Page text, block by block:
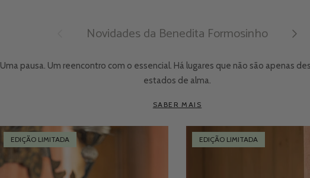
Novidades da Benedita Formosinho
Uma pausa. Um reencontro com o essencial. Há lugares que não são apenas
estados de alma.
SABER MAIS
EDIÇÃO LIMITADA EDIÇÃO LIMITADA